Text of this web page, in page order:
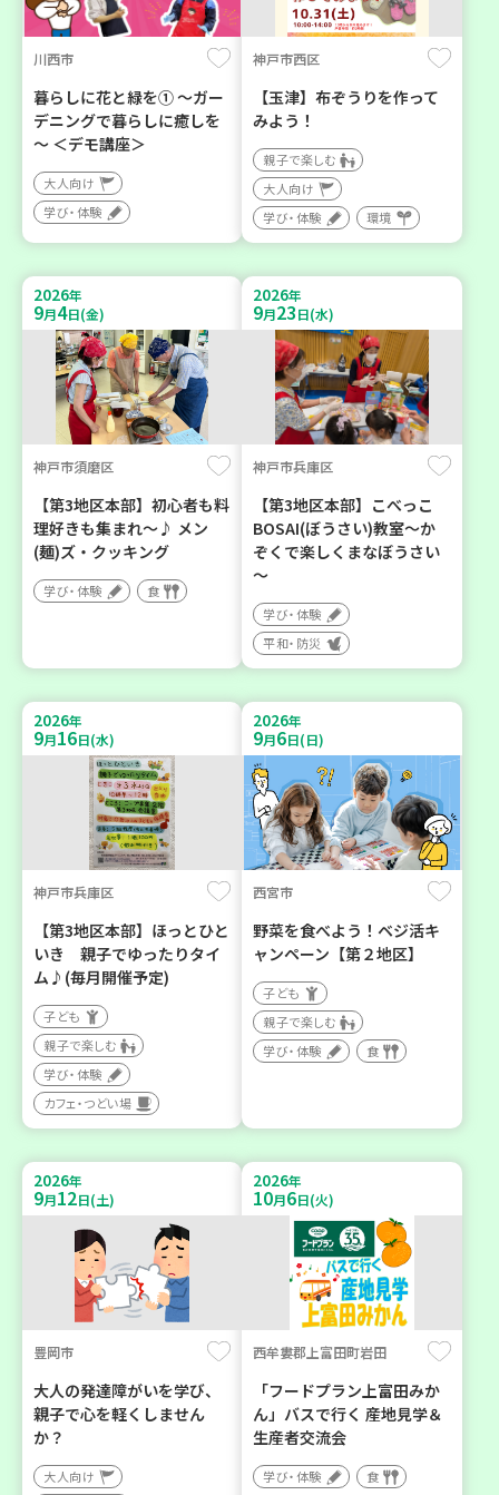
川西市
暮らしに花と緑を① ～ガー
デニングで暮らしに癒しを
～ ＜デモ講座＞
大人向け
学び・体験
神戸市西区
【玉津】布ぞうりを作って
みよう！
親子で楽しむ
大人向け
学び・体験
環境
2026年
9月4日(金)
神戸市須磨区
【第3地区本部】初心者も料
理好きも集まれ～♪ メン
(麺)ズ・クッキング
学び・体験 食
2026年
9月23日(水)
神戸市兵庫区
【第3地区本部】こべっこ
BOSAI(ぼうさい)教室～か
ぞくで楽しくまなぼうさい
～
学び・体験
平和・防災
2026年
9月16日(水)
神戸市兵庫区
【第3地区本部】ほっとひと
いき 親子でゆったりタイ
ム♪(毎月開催予定)
子ども
親子で楽しむ
学び・体験
カフェ・つどい場
2026年
9月6日(日)
西宮市
野菜を食べよう！ベジ活キ
ャンペーン【第２地区】
子ども
親子で楽しむ
学び・体験
食
2026年
9月12日(土)
豊岡市
大人の発達障がいを学び、
親子で心を軽くしません
か？
大人向け
2026年
10月6日(火)
西牟婁郡上富田町岩田
「フードプラン上富田みか
ん」バスで行く 産地見学＆
生産者交流会
学び・体験 食